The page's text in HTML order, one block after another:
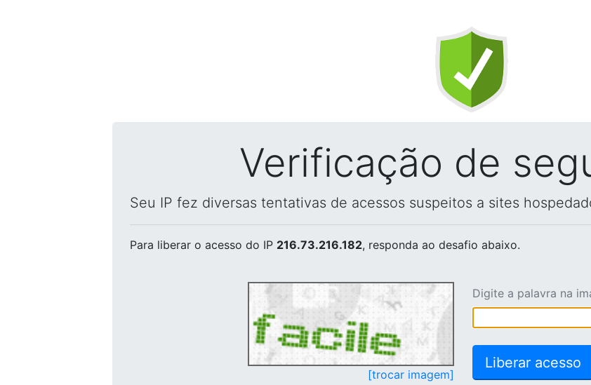
Verificação de
Seu IP fez diversas tentativas de acessos suspeitos a sites
Para liberar o acesso do IP 216.73.216.182, responda ao desafio abaixo.
[trocar imagem]
Digite a palavra na